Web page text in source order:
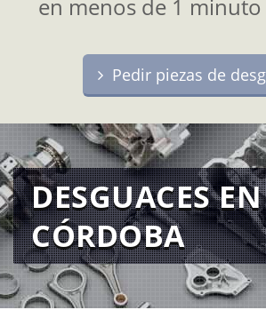
en menos de 1 minuto
Pedir piezas de
DESGUACES EN
CÓRDOBA